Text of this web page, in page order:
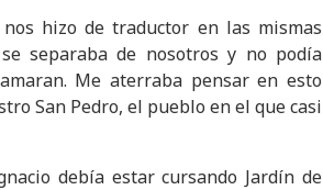
hizo de traductor en las mismas
separaba de nosotros y no podía
Me aterraba pensar en esto
San Pedro, el pueblo en el que casi
debía estar cursando Jardín de